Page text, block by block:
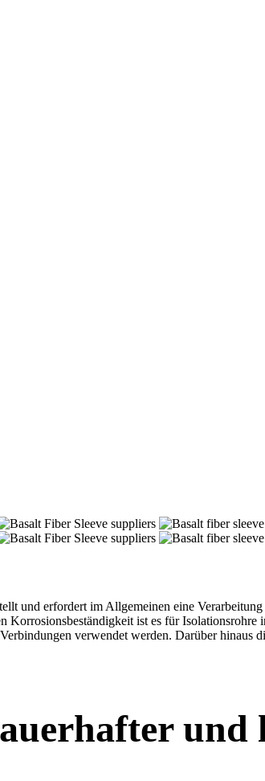
und erfordert im Allgemeinen eine
Korrosionsbeständigkeit ist es für
verwendet werden. Darüber
und